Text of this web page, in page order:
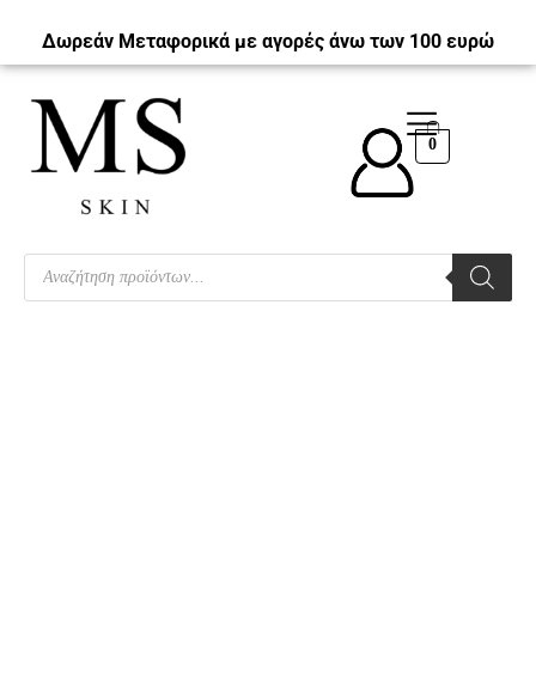
Δωρεάν Μεταφορικά με αγορές άνω των 100 ευρώ
0